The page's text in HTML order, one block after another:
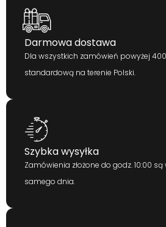
Darmowa dostawa
Dla wszystkich zamówień powyżej 400
standardową na terenie Polski.
Szybka wysyłka
Zamówienia złożone do godz. 10:00 są
samego dnia.